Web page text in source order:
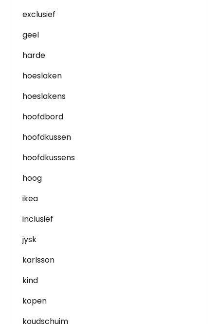
exclusief
geel
harde
hoeslaken
hoeslakens
hoofdbord
hoofdkussen
hoofdkussens
hoog
ikea
inclusief
jysk
karlsson
kind
kopen
koudschuim